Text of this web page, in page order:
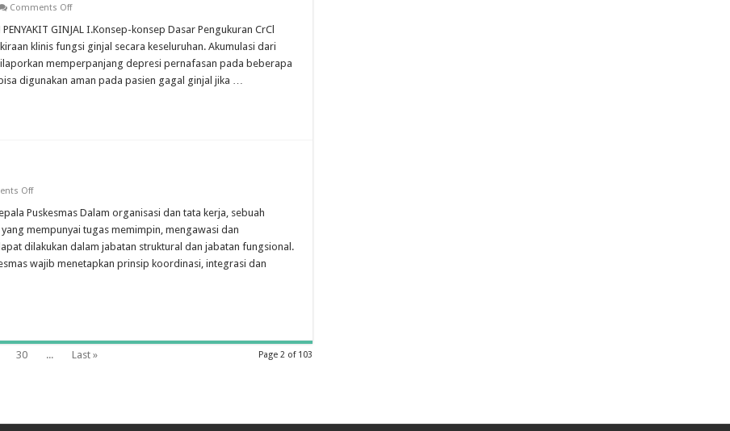
Comments Offon
UNTUK
PASIEN
–
PASIEN
DENGAN
PENYAKIT
PENYAKIT GINJAL I.Konsep-konsep Dasar Pengukuran CrCl
klinis fungsi ginjal secara keseluruhan. Akumulasi dari
memperpanjang depresi pernafasan pada beberapa
digunakan aman pada pasien gagal ginjal jika …
Offon
PUSKESMAS
Puskesmas Dalam organisasi dan tata kerja, sebuah
mempunyai tugas memimpin, mengawasi dan
dilakukan dalam jabatan struktural dan jabatan fungsional.
wajib menetapkan prinsip koordinasi, integrasi dan
Page 2 of 103
30 ... Last »